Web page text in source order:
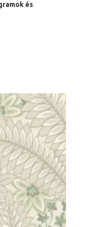
és